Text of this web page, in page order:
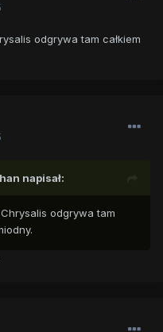
odgrywa tam całkiem
napisał:
odgrywa tam